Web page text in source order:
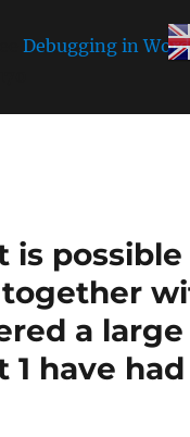
Debugging in
is
together
a
have